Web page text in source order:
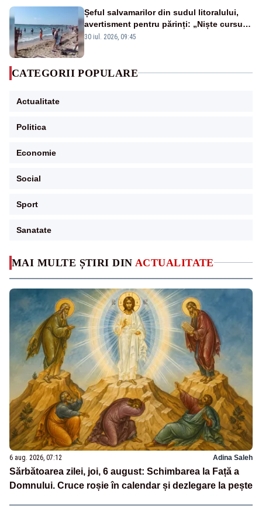
MAI MULTE ȘTIRI DIN ACTUALITATE
6 aug. 2026, 07:12 Adina Saleh
Sărbătoarea zilei, joi, 6 august: Schimbarea la Față a
Domnului. Cruce roșie în calendar și dezlegare la pește
Șeful salvamarilor din sudul litoralului,
avertisment pentru părinți: „Niște cursuri
de înot la piscină nu sunt suficiente”
30 iul. 2026, 09:45
CATEGORII POPULARE
Actualitate
Politica
Economie
Social
Sport
Sanatate